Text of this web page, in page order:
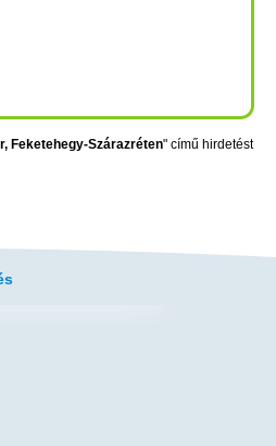
Feketehegy-Szárazréten" című hirdetést